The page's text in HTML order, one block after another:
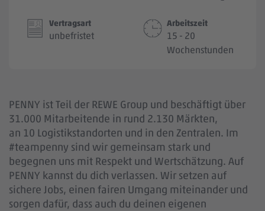
Vertragsart
unbefristet
Arbeitszeit
15 - 20
Wochenstunden
PENNY ist Teil der REWE Group und beschäftigt über
31.000 Mitarbeitende in rund 2.130 Märkten,
an 10 Logistikstandorten und in den Zentralen. Im
#teampenny sind wir gemeinsam stark und
begegnen uns mit Respekt und Wertschätzung. Auf
PENNY kannst du dich verlassen. Wir setzen auf
sichere Jobs, einen fairen Umgang miteinander und
sorgen dafür, dass auch du deinen eigenen